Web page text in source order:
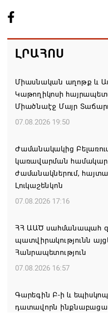
ԼՐԱՀՈՍ
Միասնական աղոթք և
Կաթողիկոսի
Միածնաէջ Մայր
07.08.2026 19:50
Ժամանակակից
կառավարման
ժամանակներում,
Լուկաշենկոն
07.08.2026 17:16
ՀՀ ԱԱԾ սահմանապահ
պատվիրակությունն
Հանրապետություն
07.08.2026 16:57
Գարեգին Բ-ի և
դատավորն